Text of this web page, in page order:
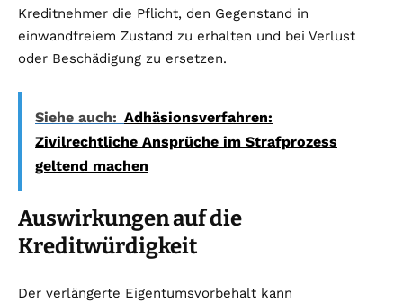
Kreditnehmer die Pflicht, den Gegenstand in
einwandfreiem Zustand zu erhalten und bei Verlust
oder Beschädigung zu ersetzen.
Siehe auch: Adhäsionsverfahren:
Zivilrechtliche Ansprüche im Strafprozess
geltend machen
Auswirkungen auf die
Kreditwürdigkeit
Der verlängerte Eigentumsvorbehalt kann